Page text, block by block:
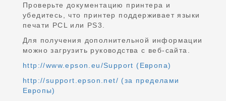
Проверьте документацию принтера и
убедитесь, что принтер поддерживает языки
печати PCL или PS3.
Для получения дополнительной информации
можно загрузить руководства с веб-сайта.
http://www.epson.eu/Support (Европа)
http://support.epson.net/ (за пределами
Европы)